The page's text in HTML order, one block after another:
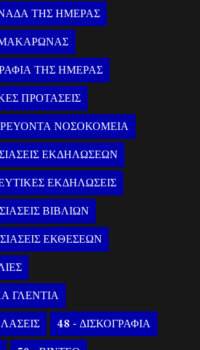
ΤΗΣ ΗΜΕΡΑΣ
ΜΑΚΑΡΩΝΑΣ
ΤΗΣ ΗΜΕΡΑΣ
ΠΡΟΤΑΣΕΙΣ
ΝΟΣΟΚΟΜΕΙΑ
ΕΚΔΗΛΩΣΕΩΝ
ΕΚΔΗΛΩΣΕΙΣ
ΒΙΒΛΙΩΝ
ΕΚΘΕΣΕΩΝ
ΓΛΕΝΤΙΑ
48 - ΔΙΣΚΟΓΡΑΦΙΑ